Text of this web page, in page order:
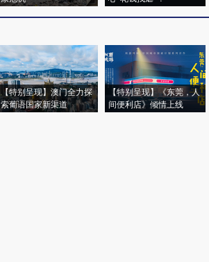
【特别呈现】澳门全力探
索葡语国家新渠道
【特别呈现】《东莞，人
间便利店》倾情上线